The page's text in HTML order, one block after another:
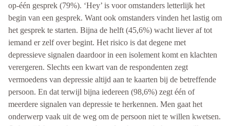
op-één gesprek (79%). ‘Hey’ is voor omstanders letterlijk het
begin van een gesprek. Want ook omstanders vinden het lastig om
het gesprek te starten. Bijna de helft (45,6%) wacht liever af tot
iemand er zelf over begint. Het risico is dat degene met
depressieve signalen daardoor in een isolement komt en klachten
verergeren. Slechts een kwart van de respondenten zegt
vermoedens van depressie altijd aan te kaarten bij de betreffende
persoon. En dat terwijl bijna iedereen (98,6%) zegt één of
meerdere signalen van depressie te herkennen. Men gaat het
onderwerp vaak uit de weg om de persoon niet te willen kwetsen.